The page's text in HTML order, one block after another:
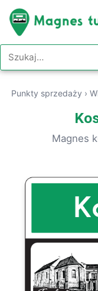
Szukaj w serwisie
Punkty sprzedaży ›
Magnes